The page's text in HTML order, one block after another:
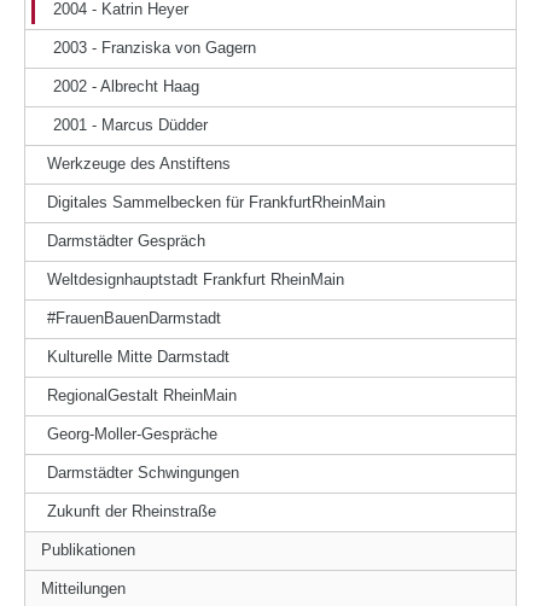
2004 - Katrin Heyer
2003 - Franziska von Gagern
2002 - Albrecht Haag
2001 - Marcus Düdder
Werkzeuge des Anstiftens
Digitales Sammelbecken für FrankfurtRheinMain
Darmstädter Gespräch
Weltdesignhauptstadt Frankfurt RheinMain
#FrauenBauenDarmstadt
Kulturelle Mitte Darmstadt
RegionalGestalt RheinMain
Georg-Moller-Gespräche
Darmstädter Schwingungen
Zukunft der Rheinstraße
Publikationen
Mitteilungen